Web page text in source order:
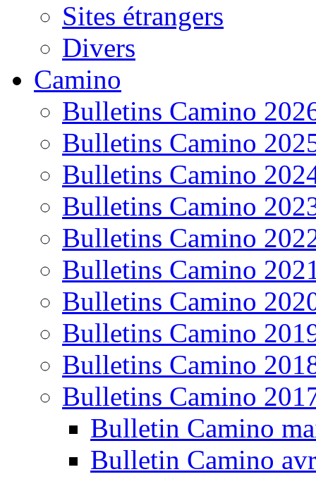
Sites étrangers
Divers
Camino
Bulletins Camino
Bulletins Camino
Bulletins Camino
Bulletins Camino
Bulletins Camino
Bulletins Camino
Bulletins Camino
Bulletins Camino
Bulletins Camino
Bulletins Camino
Bulletin Camino
Bulletin Camino